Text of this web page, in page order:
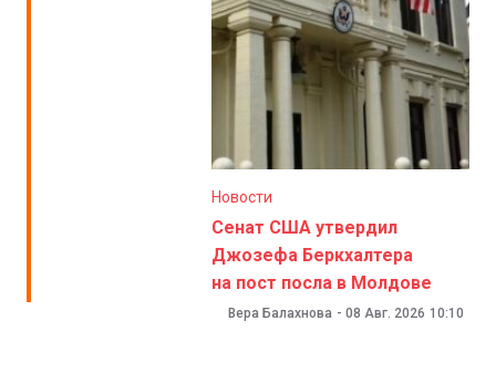
Новости
Сенат США утвердил
Джозефа Беркхалтера
на пост посла в Молдове
Вера Балахнова - 08 Авг. 2026 10:10